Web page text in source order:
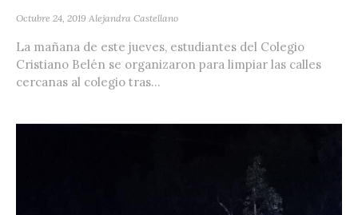
Octubre 24, 2019 Alejandra Castellano
La mañana de este jueves, estudiantes del Colegio
Cristiano Belén se organizaron para limpiar las calles
cercanas al colegio tras...